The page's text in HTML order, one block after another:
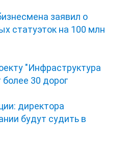
заявил о
статуэток на 100 млн
"Инфраструктура
30 дорог
директора
будут судить в